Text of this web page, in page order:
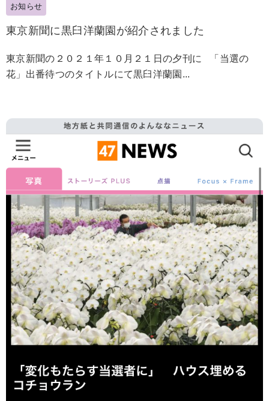
お知らせ
東京新聞に黒臼洋蘭園が紹介されました
東京新聞の２０２１年１０月２１日の夕刊に 「当選の
花」出番待つのタイトルにて黒臼洋蘭園...